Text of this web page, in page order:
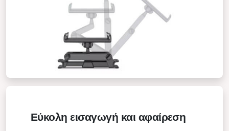
Εύκολη εισαγωγή και αφαίρεση